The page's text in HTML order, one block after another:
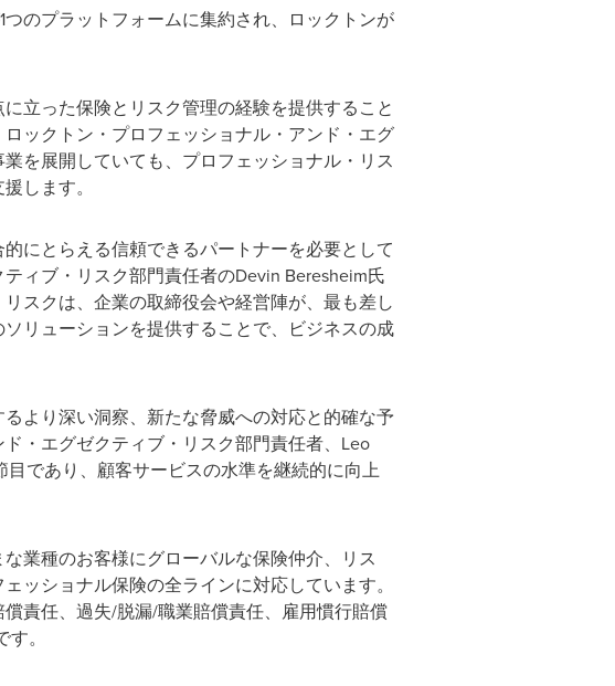
のプラットフォームに集約され、ロックトンが
立った保険とリスク管理の経験を提供すること
ックトン・プロフェッショナル・アンド・エグ
を展開していても、プロフェッショナル・リス
します。
にとらえる信頼できるパートナーを必要として
ィブ・リスク部門責任者のDevin Beresheim氏
スクは、企業の取締役会や経営陣が、最も差し
リューションを提供することで、ビジネスの成
より深い洞察、新たな脅威への対応と的確な予
・エグゼクティブ・リスク部門責任者、Leo
であり、顧客サービスの水準を継続的に向上
業種のお客様にグローバルな保険仲介、リス
ッショナル保険の全ラインに対応しています。
責任、過失/脱漏/職業賠償責任、雇用慣行賠償
。